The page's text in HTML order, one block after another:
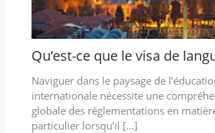
Qu’est-ce que le visa de
Naviguer dans le paysage de
internationale nécessite une
globale des réglementations en
particulier lorsqu’il […]